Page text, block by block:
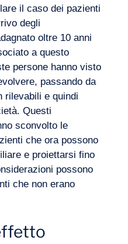
il caso dei pazienti
degli
oltre 10 anni
a questo
persone hanno visto
passando da
rilevabili e quindi
Questi
sconvolto le
che ora possono
e proiettarsi fino
possono
che non erano